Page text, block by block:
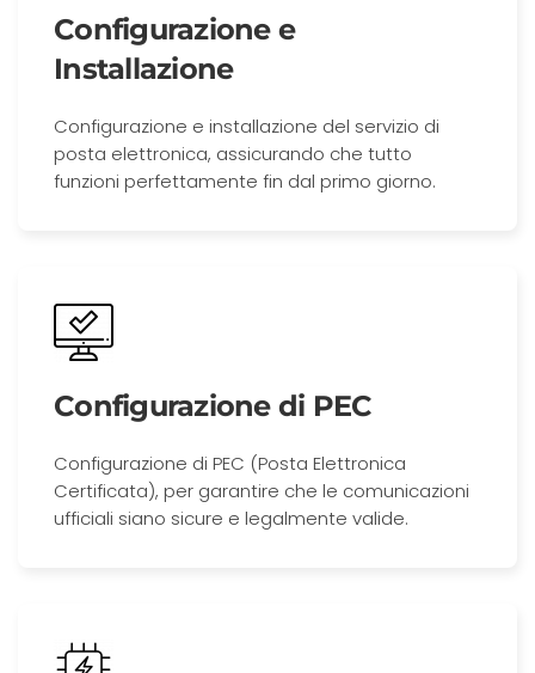
Configurazione e
Installazione
Configurazione e installazione del servizio di
posta elettronica, assicurando che tutto
funzioni perfettamente fin dal primo giorno.
Configurazione di PEC
Configurazione di PEC (Posta Elettronica
Certificata), per garantire che le comunicazioni
ufficiali siano sicure e legalmente valide.